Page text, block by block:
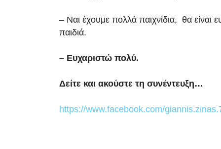
– Ναι έχουμε πολλά παιχνίδια, θα είναι
παιδιά.
– Ευχαριστώ πολύ.
Δείτε και ακούστε τη συνέντευξη…
https://www.facebook.com/